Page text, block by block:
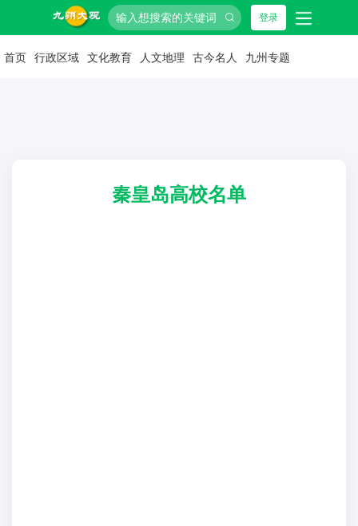
登录
首页 行政区域 文化教育 人文地理 古今名人 九州专题
秦皇岛高校名单